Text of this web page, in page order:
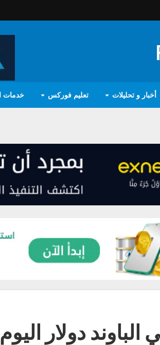
أخبار و تحليلات تعليم فوركس خدمات
دولار اليوم 11/12/2024